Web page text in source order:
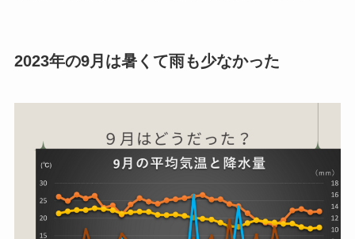
2023年の9月は暑くて雨も少なかった